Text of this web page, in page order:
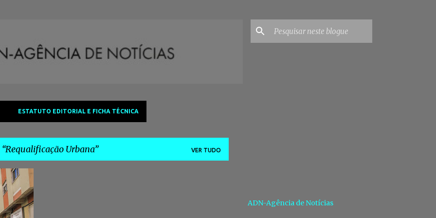
ESTATUTO EDITORIAL E FICHA TÉCNICA
Requalificação Urbana VER TUDO
+ ADN-Agência de Notícias